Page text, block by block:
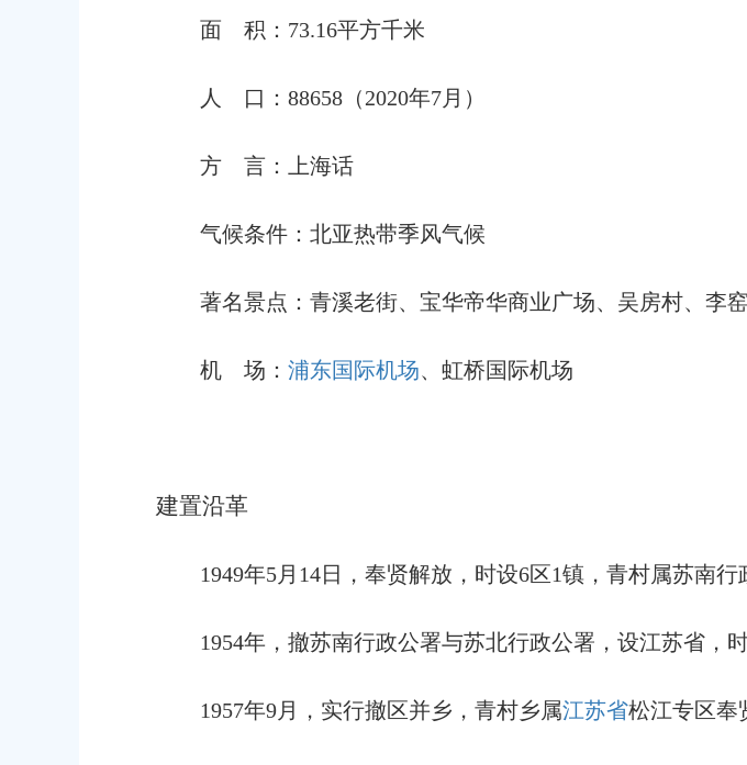
面 积 ： 73.16平方千米
人 口 ： 88658 （2020年7月 ）
方 言 ： 上海话
气候条件 ： 北亚热带季风气候
著名景点 ：青溪老街、宝华帝华商业广场、吴房村、李
机 场 ： 浦东国际机场、虹桥国际机场
建置沿革
1949年5月14日，奉贤解放，时设6区1镇，青村属苏南
1954年，撤苏南行政公署与苏北行政公署，设江苏省，
1957年9月，实行撤区并乡，青村乡属江苏省松江专区奉